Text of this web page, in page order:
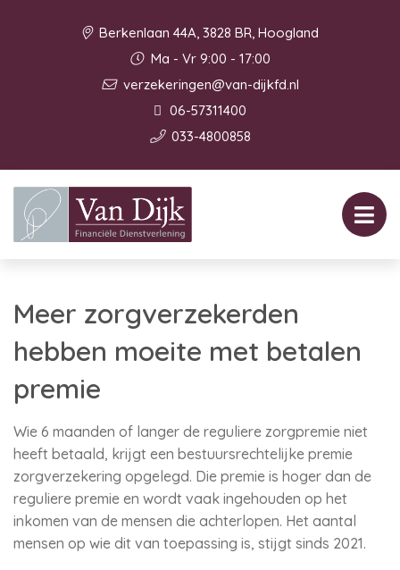
Berkenlaan 44A, 3828 BR, Hoogland
Ma - Vr 9:00 - 17:00
verzekeringen@van-dijkfd.nl
06-57311400
033-4800858
Meer zorgverzekerden
hebben moeite met betalen
premie
Wie 6 maanden of langer de reguliere zorgpremie niet
heeft betaald, krijgt een bestuursrechtelijke premie
zorgverzekering opgelegd. Die premie is hoger dan de
reguliere premie en wordt vaak ingehouden op het
inkomen van de mensen die achterlopen. Het aantal
mensen op wie dit van toepassing is, stijgt sinds 2021.